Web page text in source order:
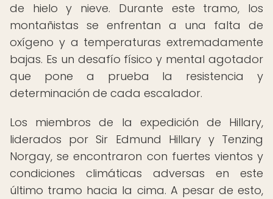
de hielo y nieve. Durante este tramo, los
montañistas se enfrentan a una falta de
oxígeno y a temperaturas extremadamente
bajas. Es un desafío físico y mental agotador
que pone a prueba la resistencia y
determinación de cada escalador.
Los miembros de la expedición de Hillary,
liderados por Sir Edmund Hillary y Tenzing
Norgay, se encontraron con fuertes vientos y
condiciones climáticas adversas en este
último tramo hacia la cima. A pesar de esto,